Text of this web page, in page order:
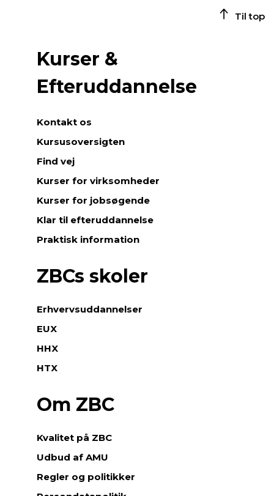
Til top
Kurser &
Efteruddannelse
Kontakt os
Kursusoversigten
Find vej
Kurser for virksomheder
Kurser for jobsøgende
Klar til efteruddannelse
Praktisk information
ZBCs skoler
Erhvervsuddannelser
EUX
HHX
HTX
Om ZBC
Kvalitet på ZBC
Udbud af AMU
Regler og politikker